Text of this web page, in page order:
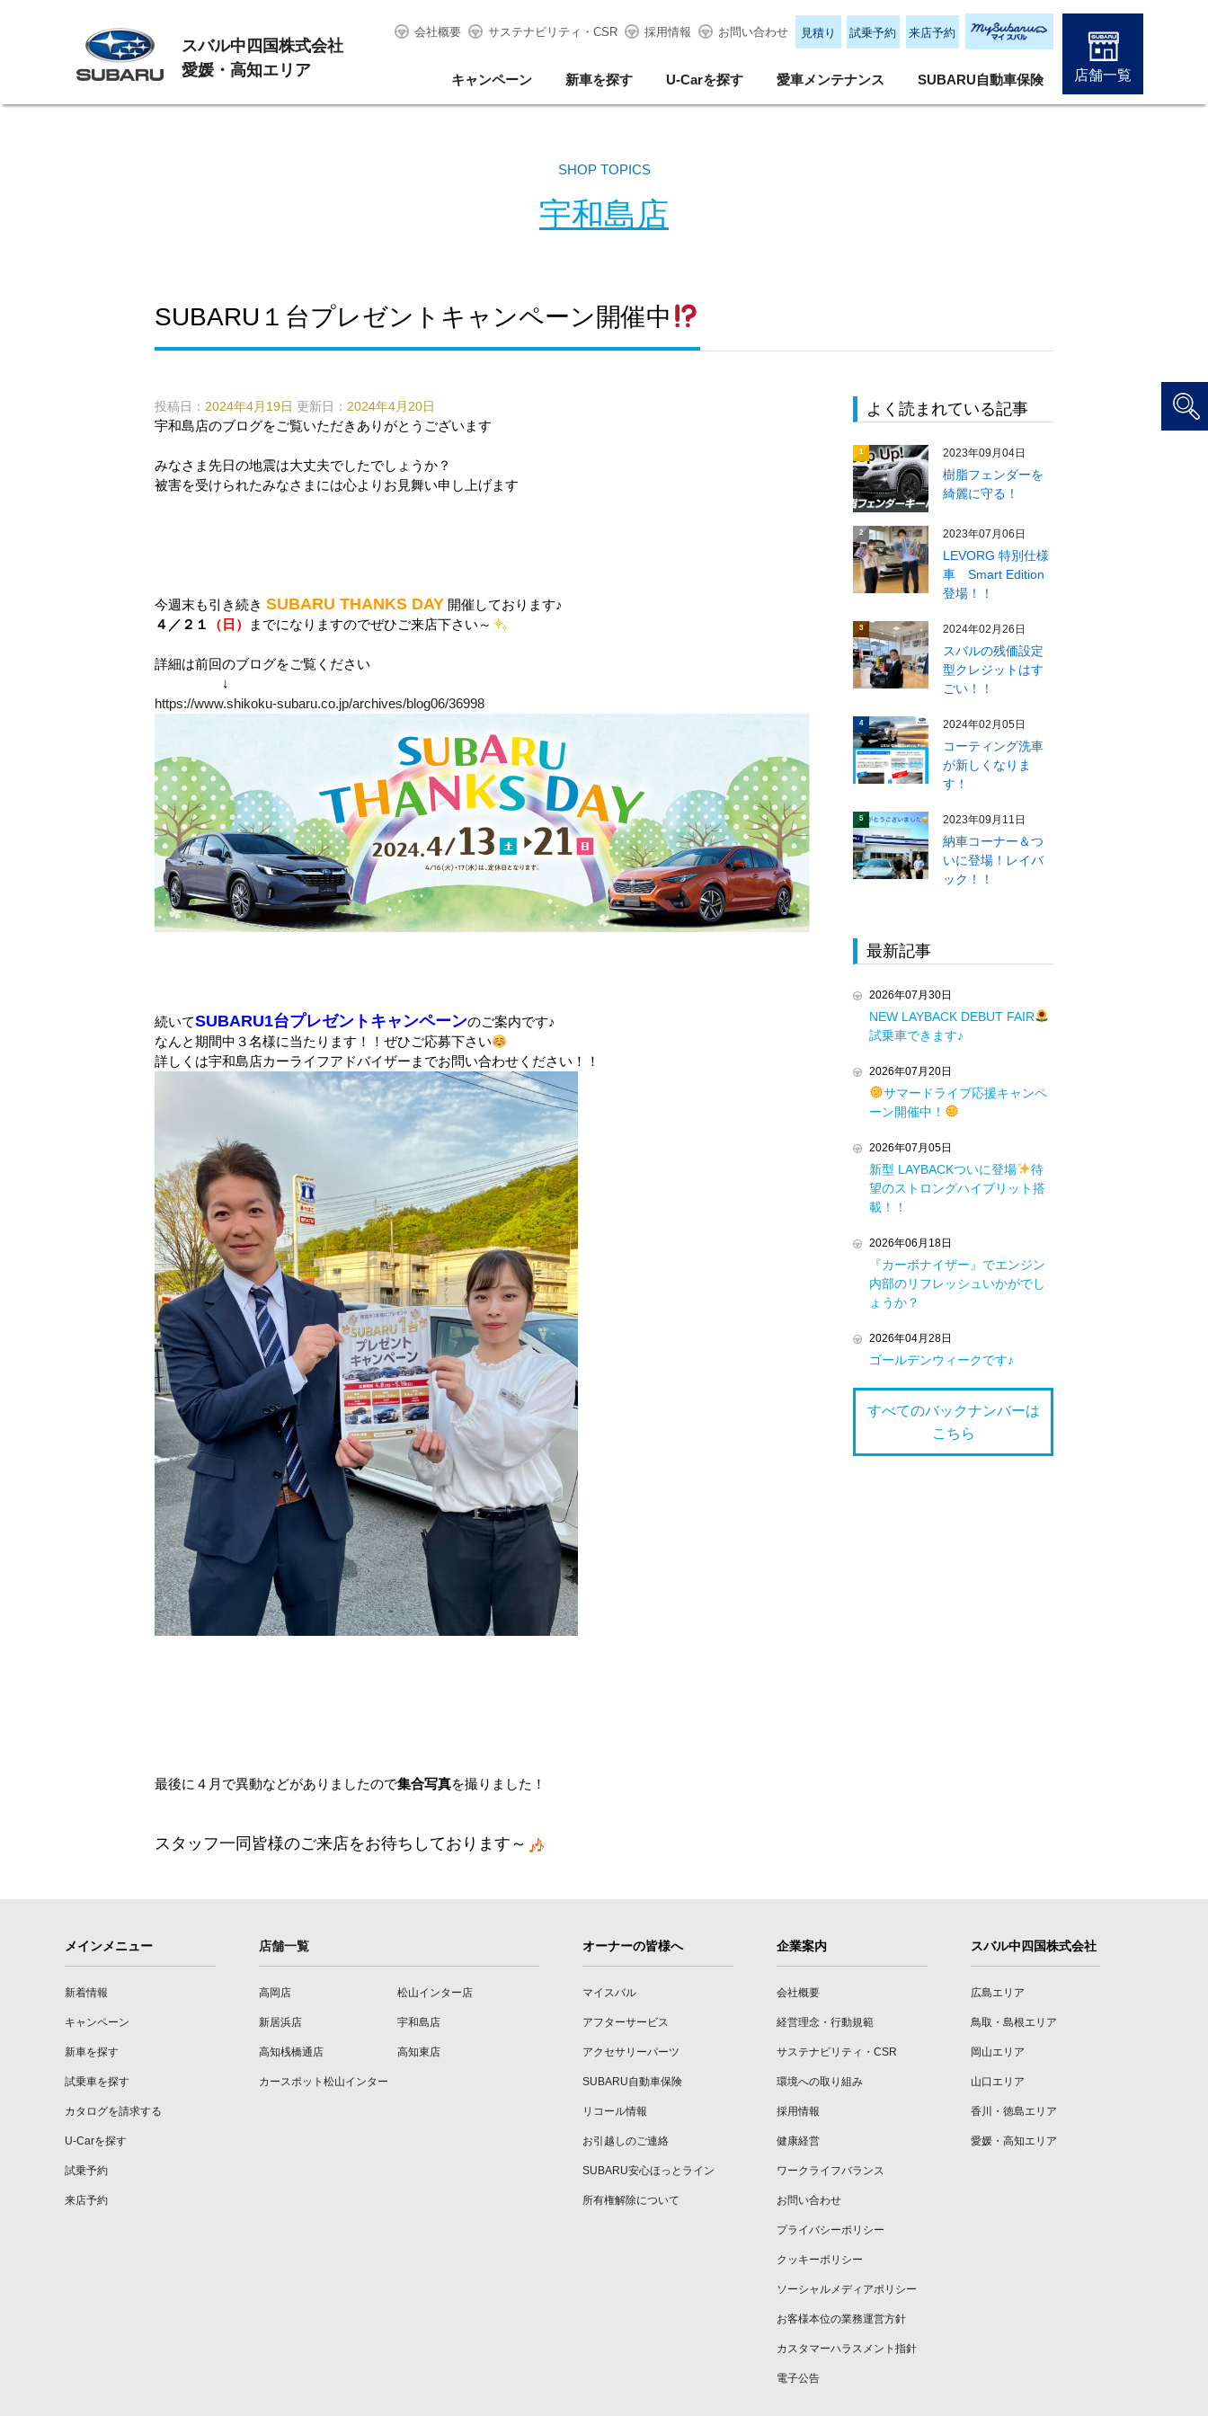
スバル中四国株式会社
愛媛・高知エリア
会社概要 サステナビリティ・CSR 採用情報 お問い合わせ 見積り 試乗予約 来店予約
キャンペーン 新車を探す U-Carを探す 愛車メンテナンス SUBARU自動車保険 店舗一覧
SHOP TOPICS
宇和島店
SUBARU１台プレゼントキャンペーン開催中
投稿日： 2024年4月19日 更新日： 2024年4月20日
宇和島店のブログをご覧いただきありがとうございます
みなさま先日の地震は大丈夫でしたでしょうか？
被害を受けられたみなさまには心よりお見舞い申し上げます
今週末も引き続き SUBARU THANKS DAY 開催しております♪
４／２１
（日） までになりますのでぜひご来店下さい～
詳細は前回のブログをご覧ください
↓
https://www.shikoku-subaru.co.jp/archives/blog06/36998
続いてSUBARU1台プレゼントキャンペーンのご案内です♪
なんと期間中３名様に当たります！！ぜひご応募下さい
詳しくは宇和島店カーライフアドバイザーまでお問い合わせください！！
最後に４月で異動などがありましたので集合写真を撮りました！
スタッフ一同皆様のご来店をお待ちしております～
よく読まれている記事
1 2023年09月04日
樹脂フェンダーを
綺麗に守る！
2 2023年07月06日
LEVORG 特別仕様
車 Smart Edition
登場！！
3 2024年02月26日
スバルの残価設定
型クレジットはす
ごい！！
4 2024年02月05日
コーティング洗車
が新しくなりま
す！
5 2023年09月11日
納車コーナー＆つ
いに登場！レイバ
ック！！
最新記事
2026年07月30日
NEW LAYBACK DEBUT FAIR
試乗車できます♪
2026年07月20日
サマードライブ応援キャンペ
ーン開催中！
2026年07月05日
新型 LAYBACKついに登場
待
望のストロングハイブリット搭
載！！
2026年06月18日
『カーボナイザー』でエンジン
内部のリフレッシュいかがでし
ょうか？
2026年04月28日
ゴールデンウィークです♪
すべてのバックナンバーは
こちら
メインメニュー
新着情報
キャンペーン
新車を探す
試乗車を探す
カタログを請求する
U-Carを探す
試乗予約
来店予約
店舗一覧
高岡店 松山インター店
新居浜店 宇和島店
高知桟橋通店 高知東店
カースポット松山インター
オーナーの皆様へ
マイスバル
アフターサービス
アクセサリーパーツ
SUBARU自動車保険
リコール情報
お引越しのご連絡
SUBARU安心ほっとライン
所有権解除について
企業案内
会社概要
経営理念・行動規範
サステナビリティ・CSR
環境への取り組み
採用情報
健康経営
ワークライフバランス
お問い合わせ
プライバシーポリシー
クッキーポリシー
ソーシャルメディアポリシー
お客様本位の業務運営方針
カスタマーハラスメント指針
電子公告
スバル中四国株式会社
広島エリア
鳥取・島根エリア
岡山エリア
山口エリア
香川・徳島エリア
愛媛・高知エリア